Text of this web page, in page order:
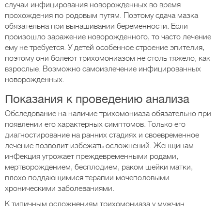
случаи инфицирования новорожденных во время
прохождения по родовым путям. Поэтому сдача мазка
обязательна при вынашивании беременности. Если
произошло заражение новорожденного, то часто лечение
ему не требуется. У детей особенное строение эпителия,
поэтому они болеют трихомониазом не столь тяжело, как
взрослые. Возможно самоизлечение инфицированных
новорожденных.
Показания к проведению анализа
Обследование на наличие трихомониаза обязательно при
появлении его характерных симптомов. Только его
диагностирование на ранних стадиях и своевременное
лечение позволит избежать осложнений. Женщинам
инфекция угрожает преждевременными родами,
мертворождением, бесплодием, раком шейки матки,
плохо поддающимися терапии мочеполовыми
хроническими заболеваниями.
К типичным осложнениям трихомониаза у мужчин